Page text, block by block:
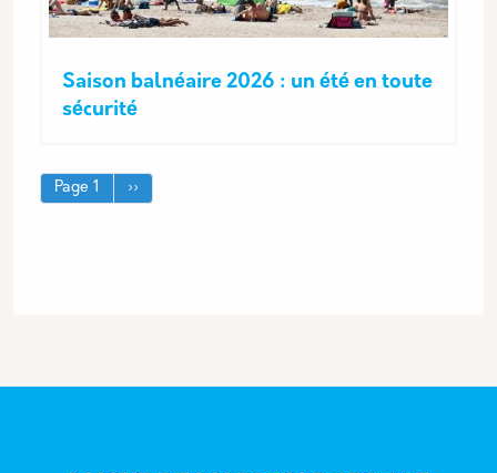
Saison balnéaire 2026 : un été en toute
sécurité
Pagination
Page 1 Page suivante
››